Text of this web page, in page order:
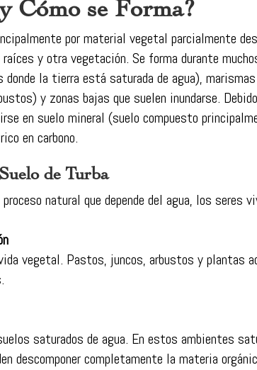
Cómo se Forma?
por material vegetal parcialmente
y otra vegetación. Se forma durante
la tierra está saturada de agua),
y zonas bajas que suelen inundarse.
en suelo mineral (suelo compuesto
en carbono.
de Turba
natural que depende del agua, los seres
vegetal. Pastos, juncos, arbustos y plantas
saturados de agua. En estos ambientes
descomponer completamente la materia